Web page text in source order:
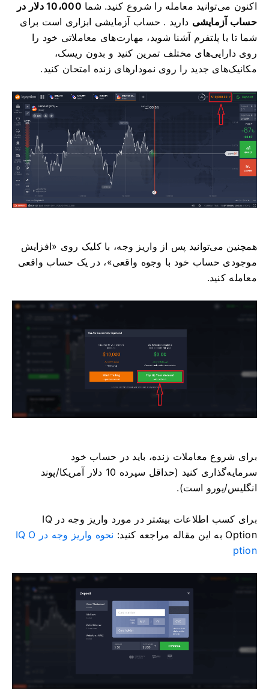
اکنون می‌توانید معامله را شروع کنید. شما
10،000 دلار در
حساب آزمایشی دارید . حساب آزمایشی ابزاری است برای
شما تا با پلتفرم آشنا شوید، مهارت‌های معاملاتی خود را
روی دارایی‌های مختلف تمرین کنید و بدون ریسک،
مکانیک‌های جدید را روی نمودارهای زنده امتحان کنید.
همچنین می‌توانید پس از واریز وجه، با کلیک روی «افزایش
موجودی حساب خود با وجوه واقعی»، در یک حساب واقعی
معامله کنید.
برای شروع معاملات زنده، باید در حساب خود
سرمایه‌گذاری کنید (حداقل سپرده 10 دلار آمریکا/پوند
انگلیس/یورو است).
برای کسب اطلاعات بیشتر در مورد واریز وجه در IQ
Option به این مقاله مراجعه کنید:
نحوه واریز وجه در IQ O
ption